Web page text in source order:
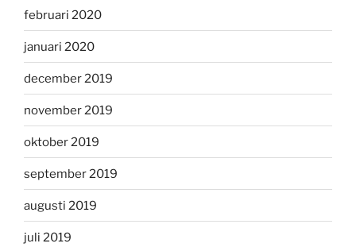
februari 2020
januari 2020
december 2019
november 2019
oktober 2019
september 2019
augusti 2019
juli 2019